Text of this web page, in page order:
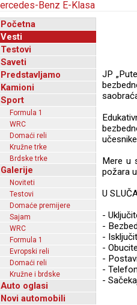
Početna
Vesti
Testovi
Saveti
Predstavljamo
Kamioni
Sport
Formula 1
WRC
Domaći reli
Kružne trke
Brdske trke
Galerije
Noviteti
Testovi
Domaće premijere
Sajam
WRC
Formula 1
Evropski reli
Domaći reli
Kružne i brdske
Auto oglasi
Novi automobili
JP
Mere u
požara
U
-
-
-
-
-
-
-